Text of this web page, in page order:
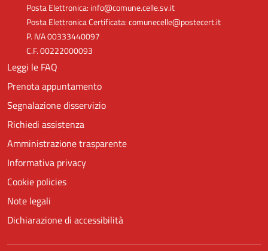
Posta Elettronica: info@comune.celle.sv.it
Posta Elettronica Certificata: comunecelle@postecert.it
P. IVA 00333440097
C.F. 00222000093
Leggi le FAQ
Prenota appuntamento
Segnalazione disservizio
Richiedi assistenza
Amministrazione trasparente
Informativa privacy
Cookie policies
Note legali
Dichiarazione di accessibilità